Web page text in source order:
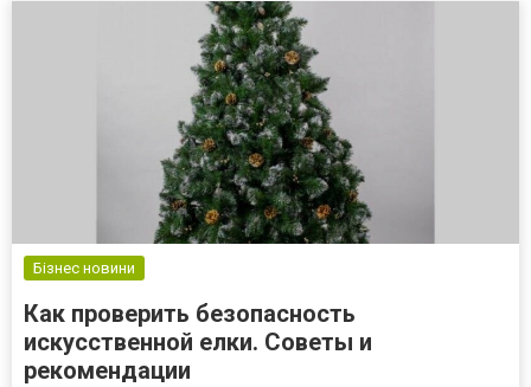
Бізнес новини
Как проверить безопасность
искусственной елки. Советы и
рекомендации